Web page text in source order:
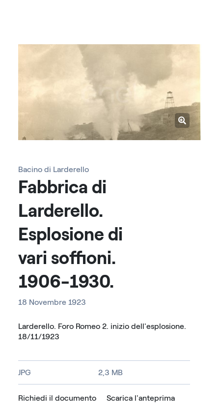
Bacino di Larderello
Fabbrica di
Larderello.
Esplosione di
vari soffioni.
1906-1930.
18 Novembre 1923
Larderello. Foro Romeo 2. inizio dell'esplosione.
18/11/1923
JPG 2,3 MB
Richiedi il documento Scarica l'anteprima